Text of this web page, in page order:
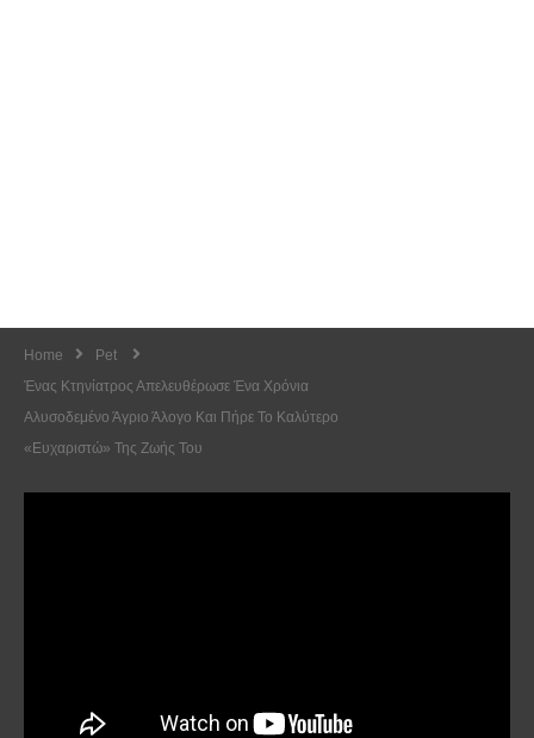
Home
Pet
Ένας Κτηνίατρος Απελευθέρωσε Ένα Χρόνια
Αλυσοδεμένο Άγριο Άλογο Και Πήρε Το Καλύτερο
«Ευχαριστώ» Της Ζωής Του